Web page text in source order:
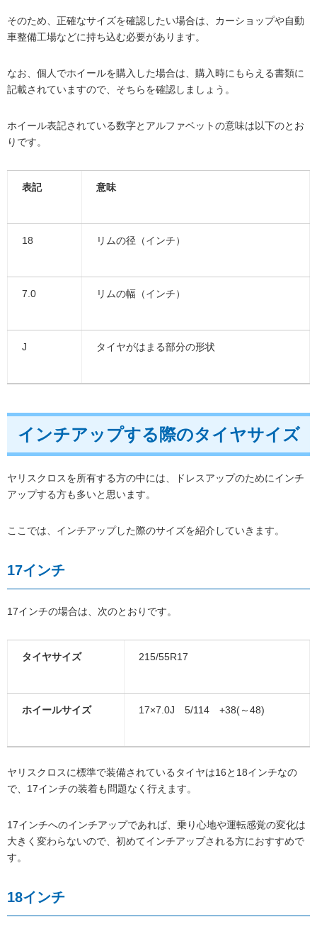
そのため、正確なサイズを確認したい場合は、カーショップや自動
車整備工場などに持ち込む必要があります。
なお、個人でホイールを購入した場合は、購入時にもらえる書類に
記載されていますので、そちらを確認しましょう。
ホイール表記されている数字とアルファベットの意味は以下のとお
りです。
表記 意味
18 リムの径（インチ）
7.0 リムの幅（インチ）
J タイヤがはまる部分の形状
インチアップする際のタイヤサイズ
ヤリスクロスを所有する方の中には、ドレスアップのためにインチ
アップする方も多いと思います。
ここでは、インチアップした際のサイズを紹介していきます。
17インチ
17インチの場合は、次のとおりです。
タイヤサイズ 215/55R17
ホイールサイズ 17×7.0J 5/114 +38(～48)
ヤリスクロスに標準で装備されているタイヤは16と18インチなの
で、17インチの装着も問題なく行えます。
17インチへのインチアップであれば、乗り心地や運転感覚の変化は
大きく変わらないので、初めてインチアップされる方におすすめで
す。
18インチ